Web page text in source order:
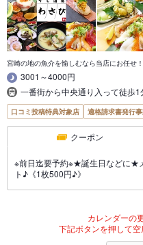
宮崎の地の魚介を愉しむなら当店にお任せ！
3001～4000円
一番街から中央通り入って徒歩
口コミ投稿特典対象店 適格請求書発行
クーポン
※前日迄要予約※★誕生日などに★
ト♪《1枚500円♪》
カレンダーの
下記ボタンを押して空